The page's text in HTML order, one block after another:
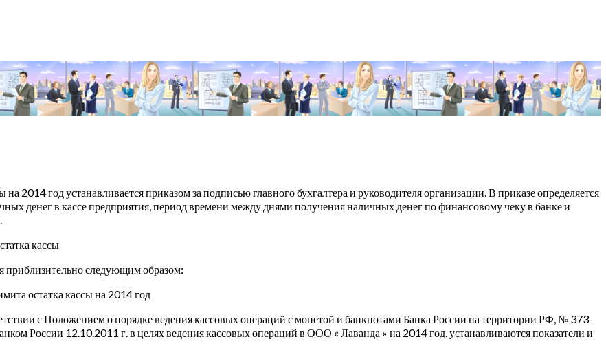
на 2014 год устанавливается приказом за подписью главного бухгалтера и руководителя организации. В приказе определяется
денег в кассе предприятия, период времени между днями получения наличных денег по финансовому чеку в банке и
кассы
приблизительно следующим образом:
остатка кассы на 2014 год
с Положением о порядке ведения кассовых операций с монетой и банкнотами Банка России на территории РФ, № 373-
России 12.10.2011 г. в целях ведения кассовых операций в ООО « Лаванда » на 2014 год. устанавливаются показатели и